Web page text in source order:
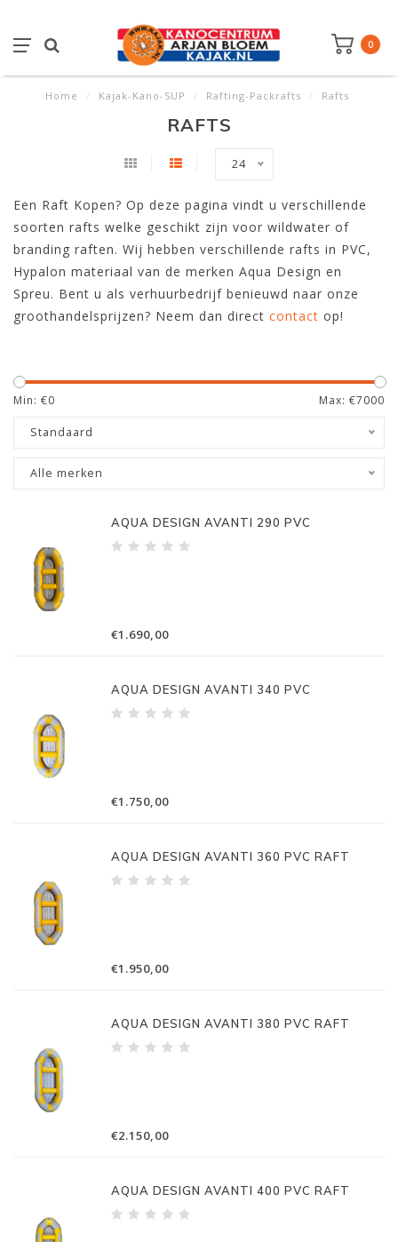
0
Home / Kajak-Kano-SUP / Rafting-Packrafts / Rafts
RAFTS
24
Een Raft Kopen? Op deze pagina vindt u verschillende
soorten rafts welke geschikt zijn voor wildwater of
branding raften. Wij hebben verschillende rafts in PVC,
Hypalon materiaal van de merken Aqua Design en
Spreu. Bent u als verhuurbedrijf benieuwd naar onze
groothandelsprijzen? Neem dan direct contact op!
Min: €0 Max: €7000
Standaard
Alle merken
AQUA DESIGN AVANTI 290 PVC
€1.690,00
AQUA DESIGN AVANTI 340 PVC
€1.750,00
AQUA DESIGN AVANTI 360 PVC RAFT
€1.950,00
AQUA DESIGN AVANTI 380 PVC RAFT
€2.150,00
AQUA DESIGN AVANTI 400 PVC RAFT